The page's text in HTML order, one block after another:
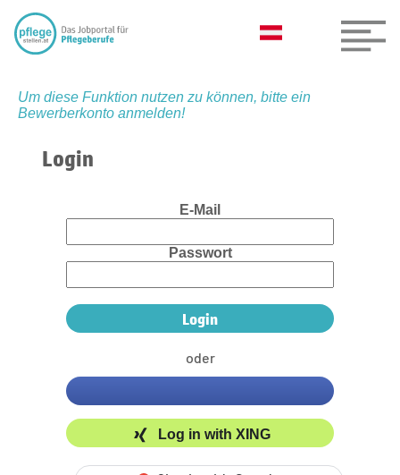
Um diese Funktion nutzen zu können, bitte ein
Bewerberkonto anmelden!
Login
E-Mail
Passwort
oder
Log in with XING